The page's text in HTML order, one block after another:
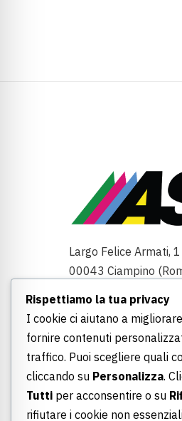
Largo Felice Armati, 1
00043 Ciampino
06 790691
info@asp-spa.it
Rispettiamo la tua privacy
I cookie ci aiutano a
fornire contenuti
traffico. Puoi scegliere quali
cliccando su Personalizza.
Tutti per acconsentire o su
rifiutare i cookie non